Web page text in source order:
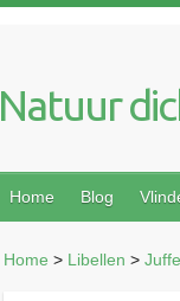
Natuur
Home Blog
Home > Libellen >